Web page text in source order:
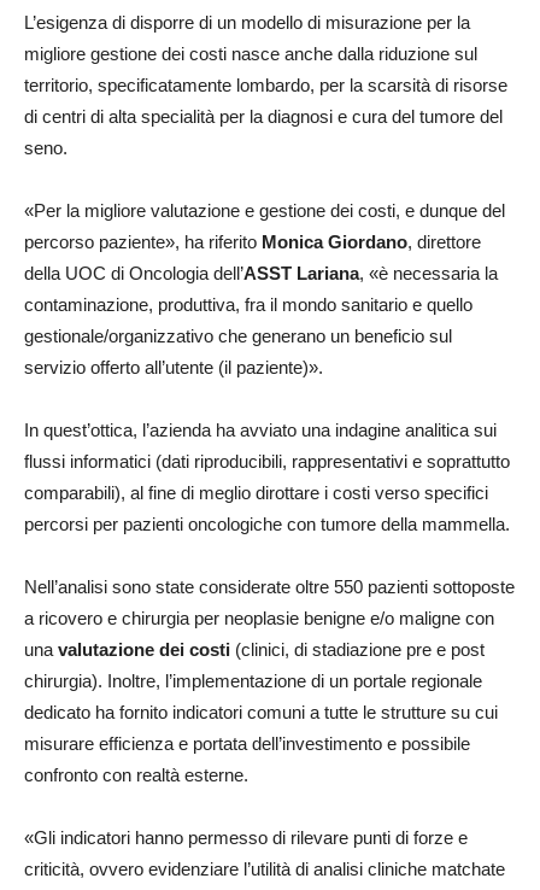
L’esigenza di disporre di un modello di misurazione per la
migliore gestione dei costi nasce anche dalla riduzione sul
territorio, specificatamente lombardo, per la scarsità di risorse
di centri di alta specialità per la diagnosi e cura del tumore del
seno.
«Per la migliore valutazione e gestione dei costi, e dunque del
percorso paziente», ha riferito Monica Giordano, direttore
della UOC di Oncologia dell’ASST Lariana, «è necessaria la
contaminazione, produttiva, fra il mondo sanitario e quello
gestionale/organizzativo che generano un beneficio sul
servizio offerto all’utente (il paziente)».
In quest’ottica, l’azienda ha avviato una indagine analitica sui
flussi informatici (dati riproducibili, rappresentativi e soprattutto
comparabili), al fine di meglio dirottare i costi verso specifici
percorsi per pazienti oncologiche con tumore della mammella.
Nell’analisi sono state considerate oltre 550 pazienti sottoposte
a ricovero e chirurgia per neoplasie benigne e/o maligne con
una valutazione dei costi (clinici, di stadiazione pre e post
chirurgia). Inoltre, l’implementazione di un portale regionale
dedicato ha fornito indicatori comuni a tutte le strutture su cui
misurare efficienza e portata dell’investimento e possibile
confronto con realtà esterne.
«Gli indicatori hanno permesso di rilevare punti di forze e
criticità, ovvero evidenziare l’utilità di analisi cliniche matchate